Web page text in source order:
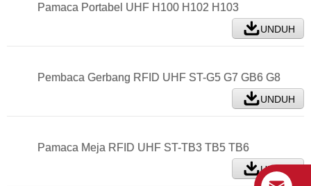
Pamaca Portabel UHF H100 H102 H103
UNDUH
Pembaca Gerbang RFID UHF ST-G5 G7 GB6 G8
UNDUH
Pamaca Meja RFID UHF ST-TB3 TB5 TB6
UNDUH